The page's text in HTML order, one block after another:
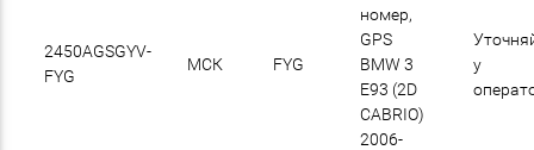
2450AGSGYV-
FYG
МСК FYG
номер,
GPS
BMW 3
E93 (2D
CABRIO)
2006-
у